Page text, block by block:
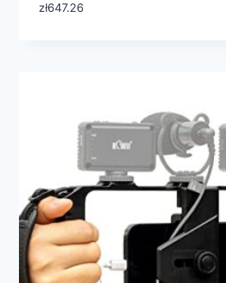
zł647.26